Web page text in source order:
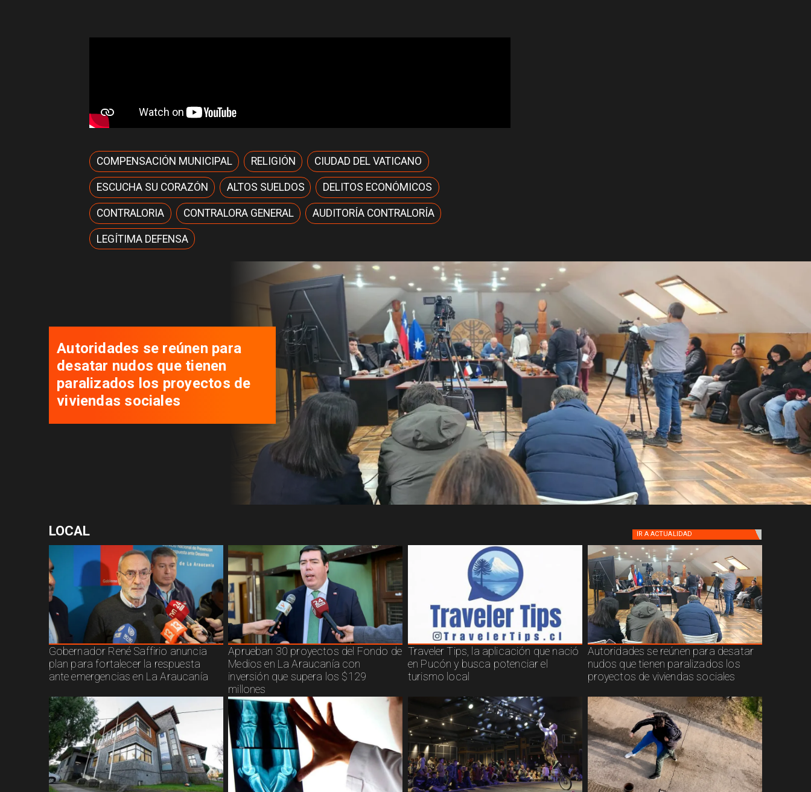
COMPENSACIÓN MUNICIPAL RELIGIÓN CIUDAD DEL VATICANO
ESCUCHA SU CORAZÓN ALTOS SUELDOS DELITOS ECONÓMICOS
CONTRALORIA CONTRALORA GENERAL AUDITORÍA CONTRALORÍA
LEGÍTIMA DEFENSA
Autoridades se reúnen para
desatar nudos que tienen
paralizados los proyectos de
viviendas sociales
LOCAL IR A ACTUALIDAD
Gobernador René Saffirio anuncia
plan para fortalecer la respuesta
ante emergencias en La Araucanía
Aprueban 30 proyectos del Fondo de
Medios en La Araucanía con
inversión que supera los $129
millones
Traveler Tips, la aplicación que nació
en Pucón y busca potenciar el
turismo local
Autoridades se reúnen para desatar
nudos que tienen paralizados los
proyectos de viviendas sociales